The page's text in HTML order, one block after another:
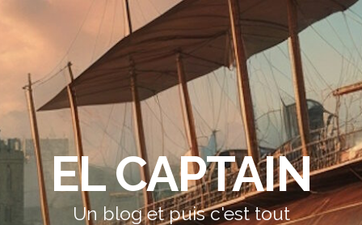
EL CAPTAIN
Un blog et puis c'est tout